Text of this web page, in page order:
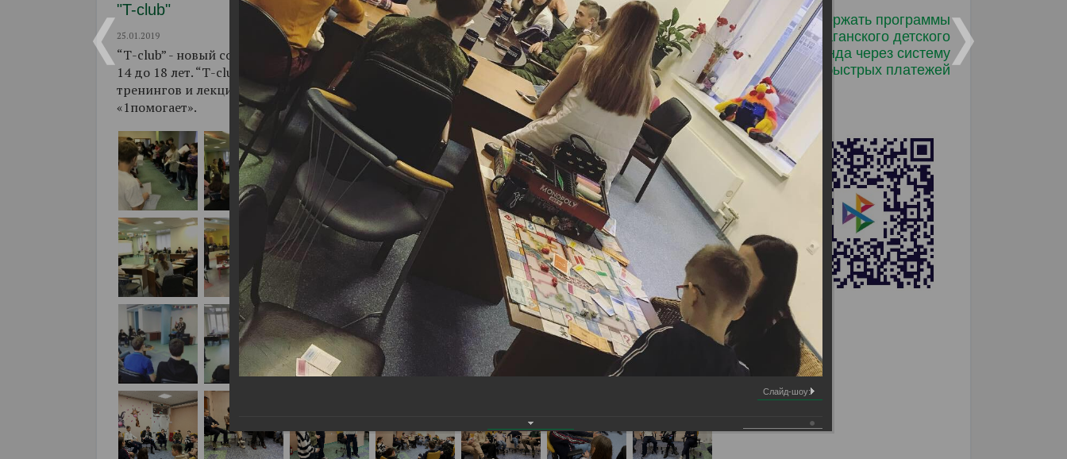
"T-club"
25.01.2019
“Т-club” - новый совместный проект Таганского Детского Фонда и Центра "Семья", для подростков от
14 до 18 лет. “Т-club” начал свою работу 1 декабря 2018. С этого времени было проведено несколько
тренингов и лекций, при активном участии ФГБОУ ВО МГУТУ имени К.Г. Разумовского и фонда
«1помогает».
Поддержать программы
Таганского детского
фонда через систему
быстрых платежей
Слайд-шоу: